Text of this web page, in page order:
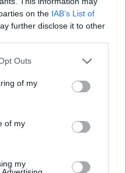
on the IAB’s List of
further disclose it to other
uses one or more Google
You may click to
its third-party tags to
purposes in below Google
Outs
of my
of my
my